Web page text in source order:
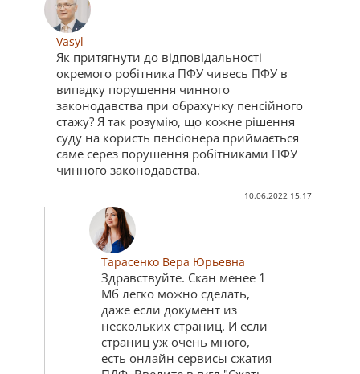
Vasyl
Як притягнути до відповідальності
окремого робітника ПФУ чивесь ПФУ в
випадку порушення чинного
законодавства при обрахунку пенсійного
стажу? Я так розумію, що кожне рішення
суду на користь пенсіонера приймається
саме серез порушення робітниками ПФУ
чинного законодавства.
10.06.2022 15:17
Тарасенко Вера Юрьевна
Здравствуйте. Скан менее 1
Мб легко можно сделать,
даже если документ из
нескольких страниц. И если
страниц уж очень много,
есть онлайн сервисы сжатия